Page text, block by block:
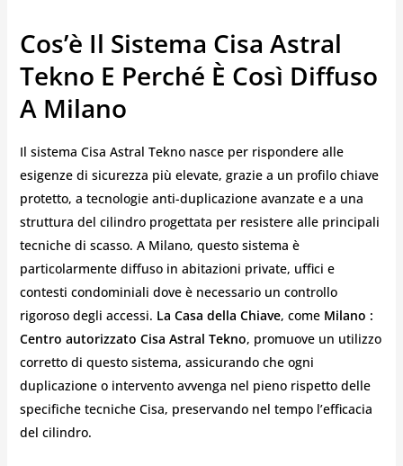
Cos’è Il Sistema Cisa Astral
Tekno E Perché È Così Diffuso
A Milano
Il sistema Cisa Astral Tekno nasce per rispondere alle
esigenze di sicurezza più elevate, grazie a un profilo chiave
protetto, a tecnologie anti-duplicazione avanzate e a una
struttura del cilindro progettata per resistere alle principali
tecniche di scasso. A Milano, questo sistema è
particolarmente diffuso in abitazioni private, uffici e
contesti condominiali dove è necessario un controllo
rigoroso degli accessi. La Casa della Chiave, come Milano :
Centro autorizzato Cisa Astral Tekno, promuove un utilizzo
corretto di questo sistema, assicurando che ogni
duplicazione o intervento avvenga nel pieno rispetto delle
specifiche tecniche Cisa, preservando nel tempo l’efficacia
del cilindro.